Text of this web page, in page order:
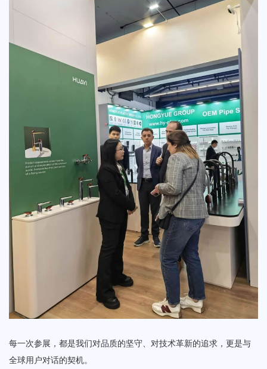
每一次参展，都是我们对品质的坚守、对技术革新的追求，更是与
全球用户对话的契机。